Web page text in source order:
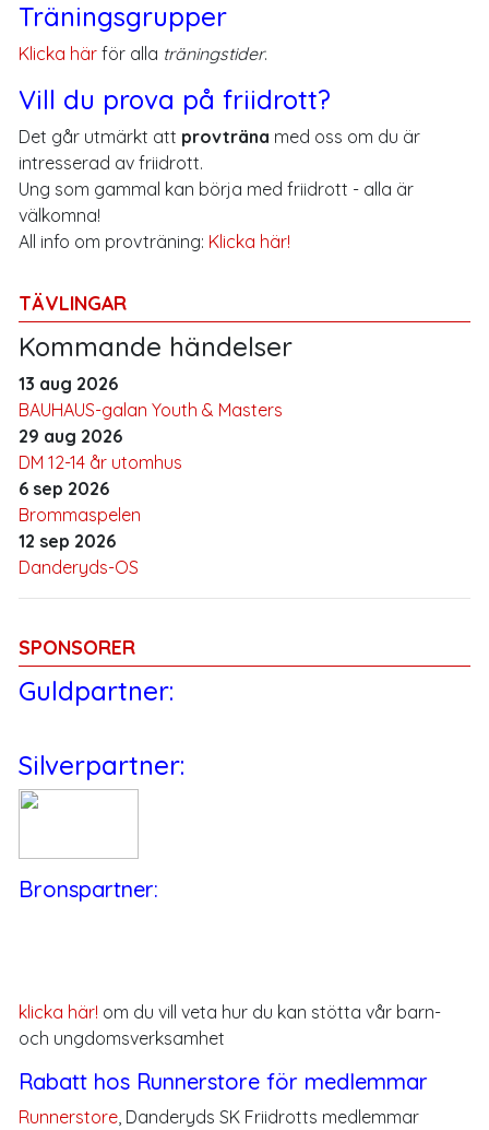
Träningsgrupper
Klicka här för alla träningstider.
Vill du prova på friidrott?
Det går utmärkt att provträna med oss om du är
intresserad av friidrott.
Ung som gammal kan börja med friidrott - alla är
välkomna!
All info om provträning: Klicka här!
TÄVLINGAR
Kommande händelser
13 aug 2026
BAUHAUS-galan Youth & Masters
29 aug 2026
DM 12-14 år utomhus
6 sep 2026
Brommaspelen
12 sep 2026
Danderyds-OS
SPONSORER
Guldpartner:
Silverpartner:
Bronspartner:
klicka här! om du vill veta hur du kan stötta vår barn-
och ungdomsverksamhet
Rabatt hos Runnerstore för medlemmar
Runnerstore , Danderyds SK Friidrotts medlemmar